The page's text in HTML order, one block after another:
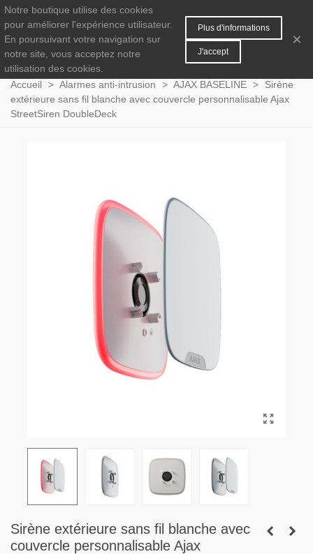
0 MENU
Accueil > Alarmes anti-intrusion > AJAX BASELINE >
Sirène
extérieure sans fil blanche avec couvercle personnalisable Ajax
StreetSiren DoubleDeck
Sirène extérieure sans fil blanche avec
couvercle personnalisable Ajax
Notre boutique utilise des cookies
pour améliorer l'expérience utilisateur.
En poursuivant votre navigation sur
notre site, vous acceptez notre
utilisation des cookies.
Plus d'informations
J'accept
×